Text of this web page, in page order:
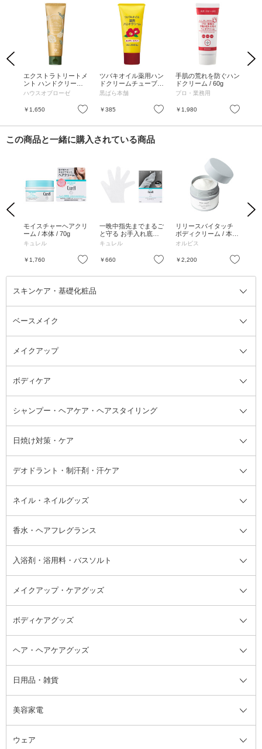
Previous
お気に入り
エクストラトリートメ
ント ハンドクリーム /
本体 / 50g
ハウスオブローゼ
￥1,650 お気に入り
ツバキオイル薬用ハン
ドクリームチューブ /
35g
黒ばら本舗
￥385 お気に入り
手肌の荒れを防ぐハン
ドクリーム / 60g
プロ・業務用
￥1,980
Next
この商品と一緒に購入されている商品
Previous
お気に入り
モイスチャーヘアクリ
ーム / 本体 / 70g
キュレル
￥1,760 お気に入り
一晩中指先までまるご
と守る お手入れ底上
げ ハンドケアマスク /
キュレル
￥660 お気に入り
リリースバイタッチ
ボディクリーム / 本体
/ 190g / 無香料
オルビス
￥2,200
Next
スキンケア・基礎化粧品
スキンケア・基礎化粧品全て
洗顔料
美容液
オールインワン化粧品 フェイスクリーム
フェイスオイル・バーム
ブースター・導入液
洗い流すパック・マスク
リップクリーム・リップケア
顔用マッサージ料
ベースメイク
ベースメイク全て
BBクリーム
コンシーラー ファンデーション
フェイスパウダー
メイクアップ
メイクアップ全て
まつげ美容液 つけまつげ
アイシャドウ
アイブロウ・眉マスカラ
チーク
ハイライト・シェーディング
ボディケア
ボディケア全て
ボディソープ・ハンドソープ・石
けん
ボディケア
レッグ・フットケア
バストケア
ネイルケア
脱毛・除毛ケア
シャンプー・ヘアケア・ヘアスタイリング
シャンプー・ヘアケア・ヘアスタ
イリング全て
洗い流さないトリートメント
ヘアスタイリング剤
頭皮ケア・育毛剤
その他シャンプー・ヘアケア・ヘ
アスタイリング
日焼け対策・ケア
日焼け対策・ケア全て
サンオイル・タンニング
その他日焼け対策・UVケア
デオドラント・制汗剤・汗ケア
デオドラント・制汗剤・汗ケア全
て
フット用デオドラント・制汗剤・
汗ケア
ネイル・ネイルグッズ
ネイル・ネイルグッズ全て
ジェルネイル
リムーバー・除光液
香水・ヘアフレグランス
香水・ヘアフレグランス全て
フレグランスミスト
その他香水・ヘアフレグランス
入浴剤・浴用料・バスソルト
入浴剤・浴用料・バスソルト全て
バスソルト
メイクアップ・ケアグッズ
メイクアップ・ケアグッズ全て
コットン・綿棒
洗顔グッズ
ブラシ・チップ
ツィザー・毛抜き
ボディケアグッズ
ボディケアグッズ全て
マッサージ・ボディケアグッズ
かかと・角質ケアグッズ
絆創膏
ヘア・ヘアケアグッズ
ヘア・ヘアケアグッズ全て
ヘアゴム
ヘアバンド
日用品・雑貨
日用品・雑貨全て
柔軟剤
美容家電
美容家電全て
ウェア